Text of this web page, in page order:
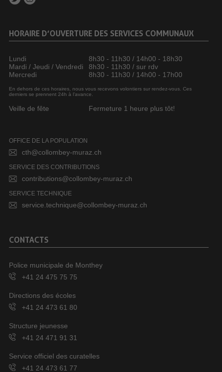
HORAIRE D’OUVERTURE DES SERVICES COMMUNAUX
Lundi
8h30 - 11h30 / 14h00 - 18h30
Mardi / Jeudi / Vendredi
8h30 - 11h30 / sur rdv
Mercredi
8h30 - 11h30 / 14h00 - 17h00
En dehors de ces horaires, nous vous recevons volontiers sur rendez-vous. Ces
derniers se prennent 24h à l’avance.
Veille de fête Fermeture 1 heure plus tôt!
OFFICE DE LA POPULATION
cth@collombey-muraz.ch
SERVICE DES CONTRIBUTIONS
contributions@collombey-muraz.ch
SERVICE TECHNIQUE
service.technique@collombey-muraz.ch
CONTACTS
Police municipale de Monthey
+41 24 475 75 75
Directions des écoles
+41 24 473 61 80
Structure jeunesse
+41 24 471 91 31
Service officiel des curatelles
+41 24 473 61 77